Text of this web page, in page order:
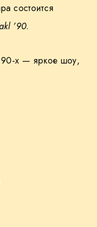
состоится
’90.
90-х — яркое шоу,